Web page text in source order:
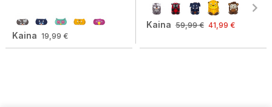
Kaina 19,99 €
Kaina 59,99 € 41,99 €